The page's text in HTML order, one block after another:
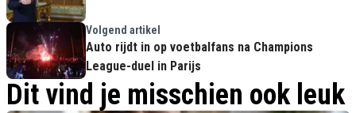
Volgend artikel
Auto rijdt in op voetbalfans na Champions
League-duel in Parijs
Dit vind je misschien ook leuk